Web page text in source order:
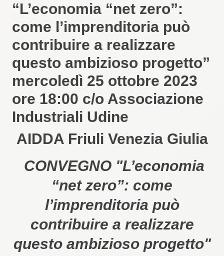
“L’economia “net zero”:
come l’imprenditoria può
contribuire a realizzare
questo ambizioso progetto”
mercoledì 25 ottobre 2023
ore 18:00 c/o Associazione
Industriali Udine
AIDDA Friuli Venezia Giulia
CONVEGNO "L’economia
“net zero”: come
l’imprenditoria può
contribuire a realizzare
questo ambizioso progetto"